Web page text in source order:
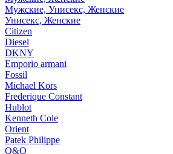
Мужские, Унисекс, Женские
Унисекс, Женские
Citizen
Diesel
DKNY
Emporio armani
Fossil
Michael Kors
Frederique Constant
Hublot
Kenneth Cole
Orient
Patek Philippe
Q&Q